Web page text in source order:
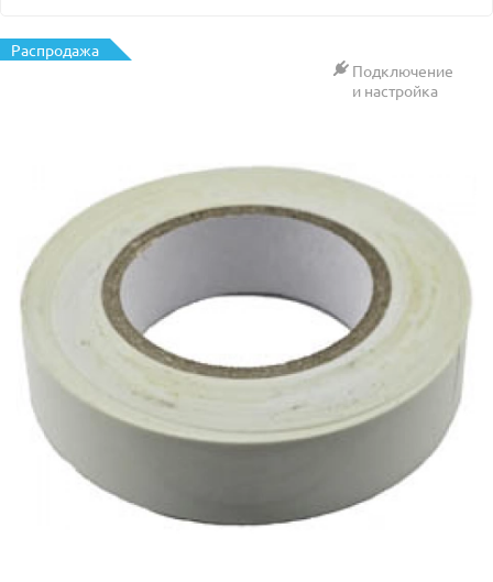
Распродажа
Подключение
и настройка